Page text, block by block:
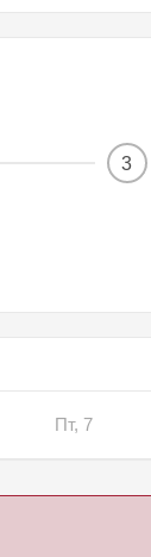
3
Пт, 7